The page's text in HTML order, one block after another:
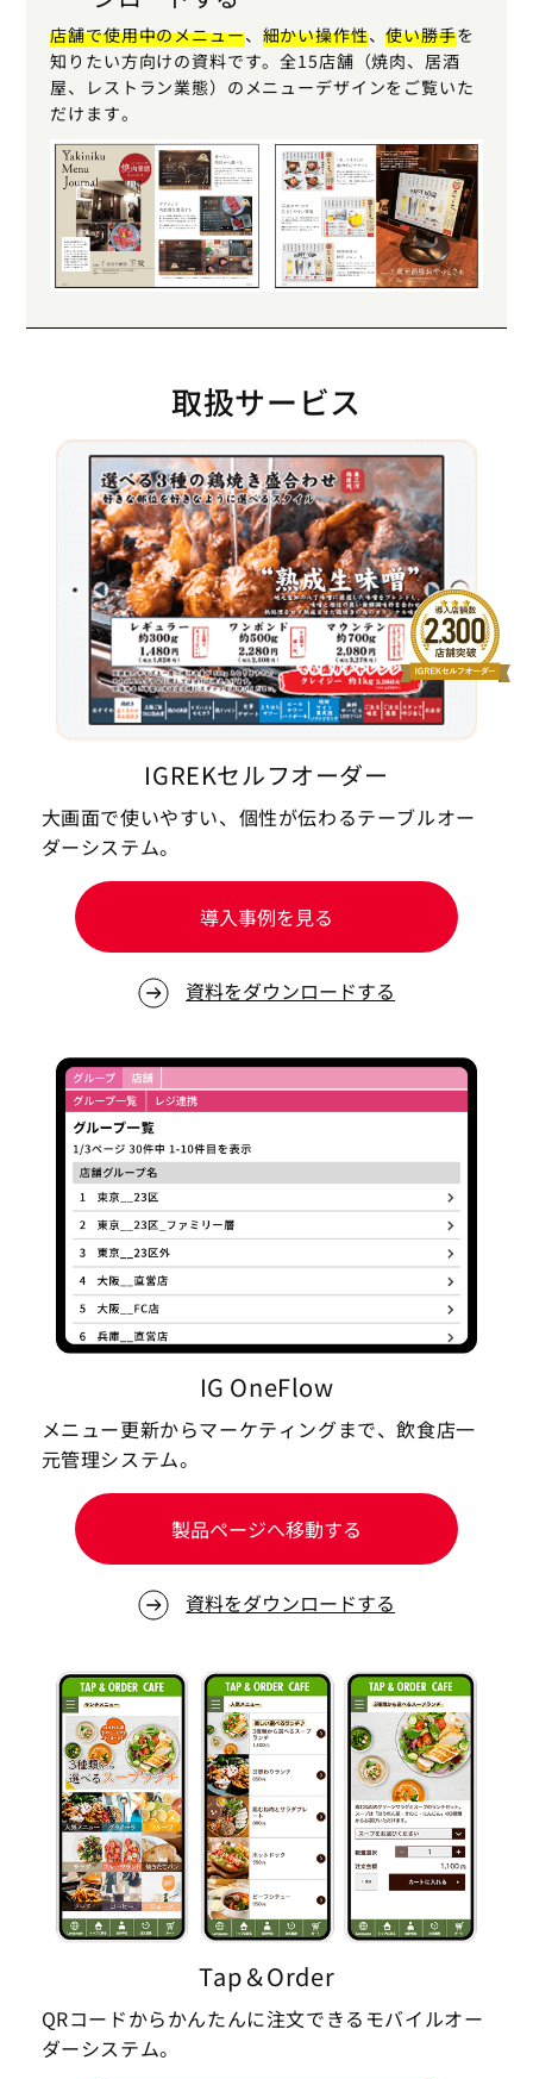
店舗で使用中のメニュー、 細かい操作性、使い勝手を
知りたい方向けの資料です。全15店舗（焼肉、居酒
屋、レストラン業態）のメニューデザインをご覧いた
だけます。
取扱サービス
IGREKセルフオーダー
大画面で使いやすい、個性が伝わるテーブルオー
ダーシステム。
導入事例を見る
資料をダウンロードする
IG OneFlow
メニュー更新からマーケティングまで、飲食店一
元管理システム。
製品ページへ移動する
資料をダウンロードする
Tap＆Order
QRコードからかんたんに注文できるモバイルオー
ダーシステム。